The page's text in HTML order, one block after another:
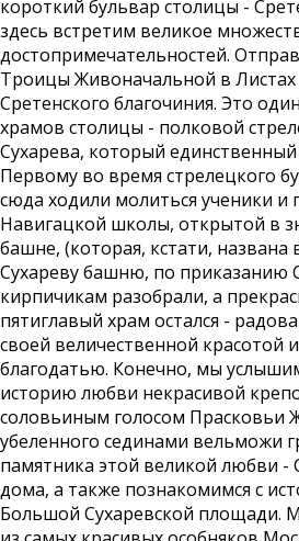
короткий бульвар столицы -
здесь встретим великое
достопримечательностей.
Троицы Живоначальной в
Сретенского благочиния. Это
храмов столицы - полковой
Сухарева, который
Первому во время стрелецкого
сюда ходили молиться ученики и
Навигацкой школы, открытой в
башне, (которая, кстати, названа
Сухареву башню, по приказанию
кирпичикам разобрали, а
пятиглавый храм остался -
своей величественной красотой
благодатью. Конечно, мы
историю любви некрасивой
соловьиным голосом Прасковьи
убеленного сединами вельможи
памятника этой великой любви
дома, а также познакомимся с
Большой Сухаревской площади.